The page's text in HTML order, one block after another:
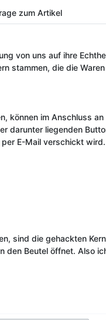
zum Artikel
von uns auf ihre
stammen, die die
können im Anschluss
darunter liegenden
E-Mail verschickt wird.
sind die gehackten
Beutel öffnet. Also